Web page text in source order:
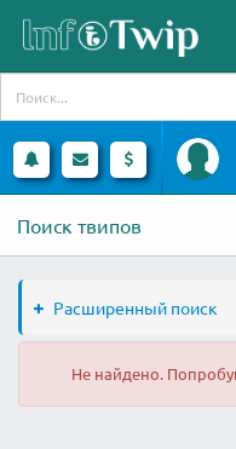
Поиск твипов
Расширенный поиск
Не найдено.